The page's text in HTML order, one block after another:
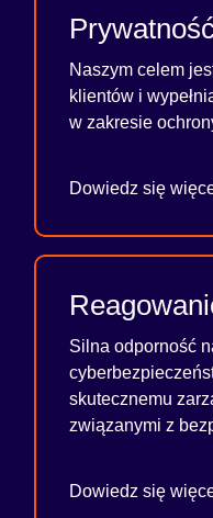
Naszym celem
klientów i
w zakresie
Dowiedz się
Silna odporność
skutecznemu
związanymi z
Dowiedz się